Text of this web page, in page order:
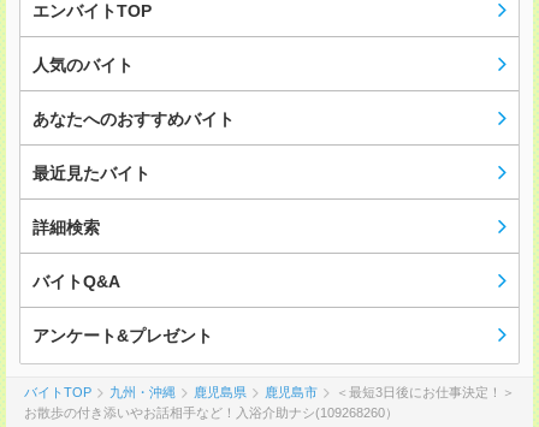
エンバイトTOP
人気のバイト
あなたへのおすすめバイト
最近見たバイト
詳細検索
バイトQ&A
アンケート&プレゼント
バイトTOP 九州・沖縄 鹿児島県 鹿児島市
＜最短3日後にお仕事決定！＞
お散歩の付き添いやお話相手など！入浴介助ナシ(109268260）